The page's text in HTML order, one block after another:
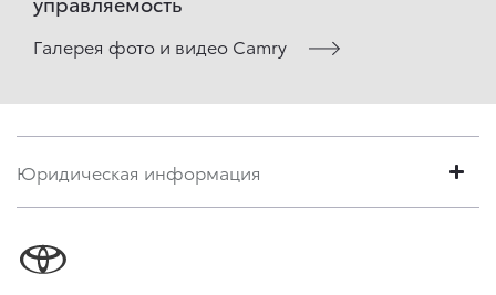
Галерея фото и видео Camry
Юридическая информация